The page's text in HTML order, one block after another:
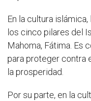
En la cultura
los cinco pilares del
Mahoma, Fátima. Es
para proteger contra
la prosperidad.
Por su parte, en la